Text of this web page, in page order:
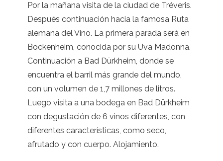
Por la mañana visita de la ciudad de Tréveris.
Después continuación hacia la famosa Ruta
alemana del Vino. La primera parada será en
Bockenheim, conocida por su Uva Madonna.
Continuación a Bad Dürkheim, donde se
encuentra el barril más grande del mundo,
con un volumen de 1,7 millones de litros.
Luego visita a una bodega en Bad Dürkheim
con degustación de 6 vinos diferentes, con
diferentes características, como seco,
afrutado y con cuerpo. Alojamiento.